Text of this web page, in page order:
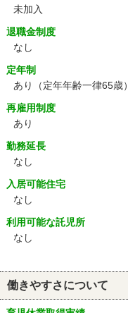
未加入
退職金制度
なし
定年制
あり
（定年年齢一律65歳）
再雇用制度
あり
勤務延長
なし
入居可能住宅
なし
利用可能な託児所
なし
働きやすさについて